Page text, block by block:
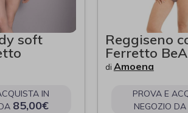
soft
IN
85,00€
Reggiseno
Ferretto
di Amoena
PROVA E
NEGOZIO DA